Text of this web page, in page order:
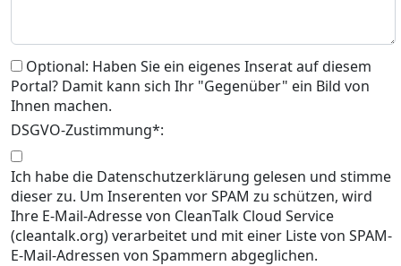
Optional: Haben Sie ein eigenes Inserat auf diesem
Portal? Damit kann sich Ihr "Gegenüber" ein Bild von
Ihnen machen.
DSGVO-Zustimmung*:
Ich habe die Datenschutzerklärung gelesen und stimme
dieser zu. Um Inserenten vor SPAM zu schützen, wird
Ihre E-Mail-Adresse von CleanTalk Cloud Service
(cleantalk.org) verarbeitet und mit einer Liste von SPAM-
E-Mail-Adressen von Spammern abgeglichen.